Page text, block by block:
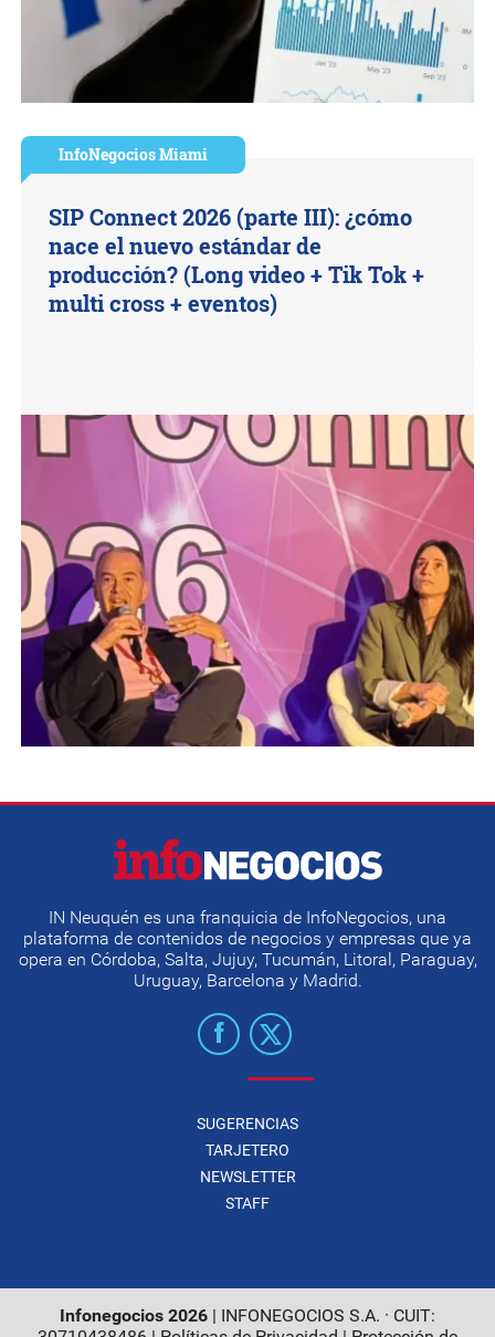
InfoNegocios Miami
SIP Connect 2026 (parte III): ¿cómo
nace el nuevo estándar de
producción? (Long video + Tik Tok +
multi cross + eventos)
IN Neuquén es una franquicia de InfoNegocios, una
plataforma de contenidos de negocios y empresas que ya
opera en Córdoba, Salta, Jujuy, Tucumán, Litoral, Paraguay,
Uruguay, Barcelona y Madrid.
SUGERENCIAS
TARJETERO
NEWSLETTER
STAFF
Infonegocios 2026 | INFONEGOCIOS S.A. · CUIT: